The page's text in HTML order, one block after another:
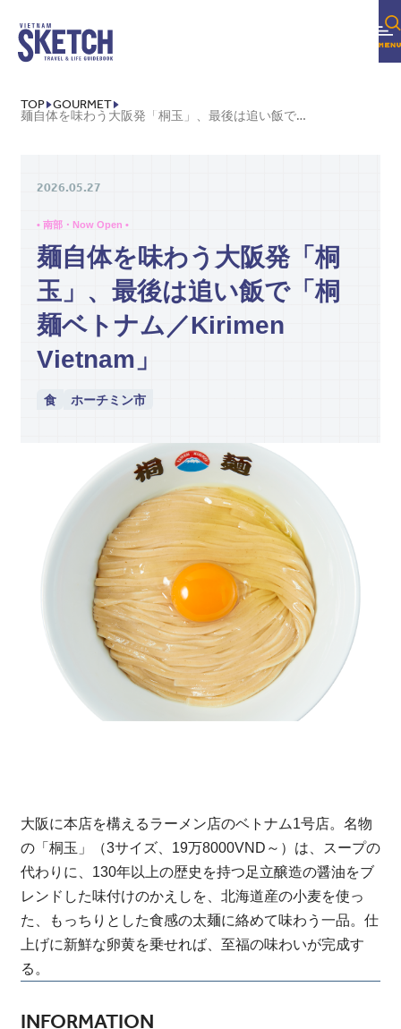
TOP GOURMET
麺自体を味わう大阪発「桐玉」、最後は追い飯で「桐麺ベトナム／KIRIMEN VIETNAM」
2026.05.27
• 南部・Now Open •
麺自体を味わう大阪発「桐
玉」、最後は追い飯で「桐
麺ベトナム／Kirimen
Vietnam」
食 ホーチミン市
大阪に本店を構えるラーメン店のベトナム1号店。名物
の「桐玉」（3サイズ、19万8000VND～）は、スープの
代わりに、130年以上の歴史を持つ足立醸造の醤油をブ
レンドした味付けのかえしを、北海道産の小麦を使っ
た、もっちりとした食感の太麺に絡めて味わう一品。仕
上げに新鮮な卵黄を乗せれば、至福の味わいが完成す
る。
INFORMATION